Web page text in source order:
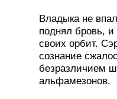
Владыка не
поднял бровь,
своих орбит.
сознание
безразличием
альфамезонов.